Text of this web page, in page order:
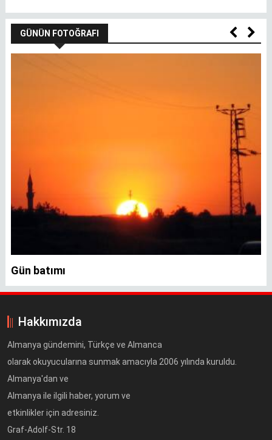
GÜNÜN FOTOĞRAFI
Gün batımı
Hakkımızda
Almanya gündemini, Türkçe ve Almanca
olarak okuyucularına sunmak amacıyla 2006 yılında kuruldu.
Almanya'dan ve
Almanya ile ilgili haber, yorum ve
etkinlikler için adresiniz.
Graf-Adolf-Str. 18